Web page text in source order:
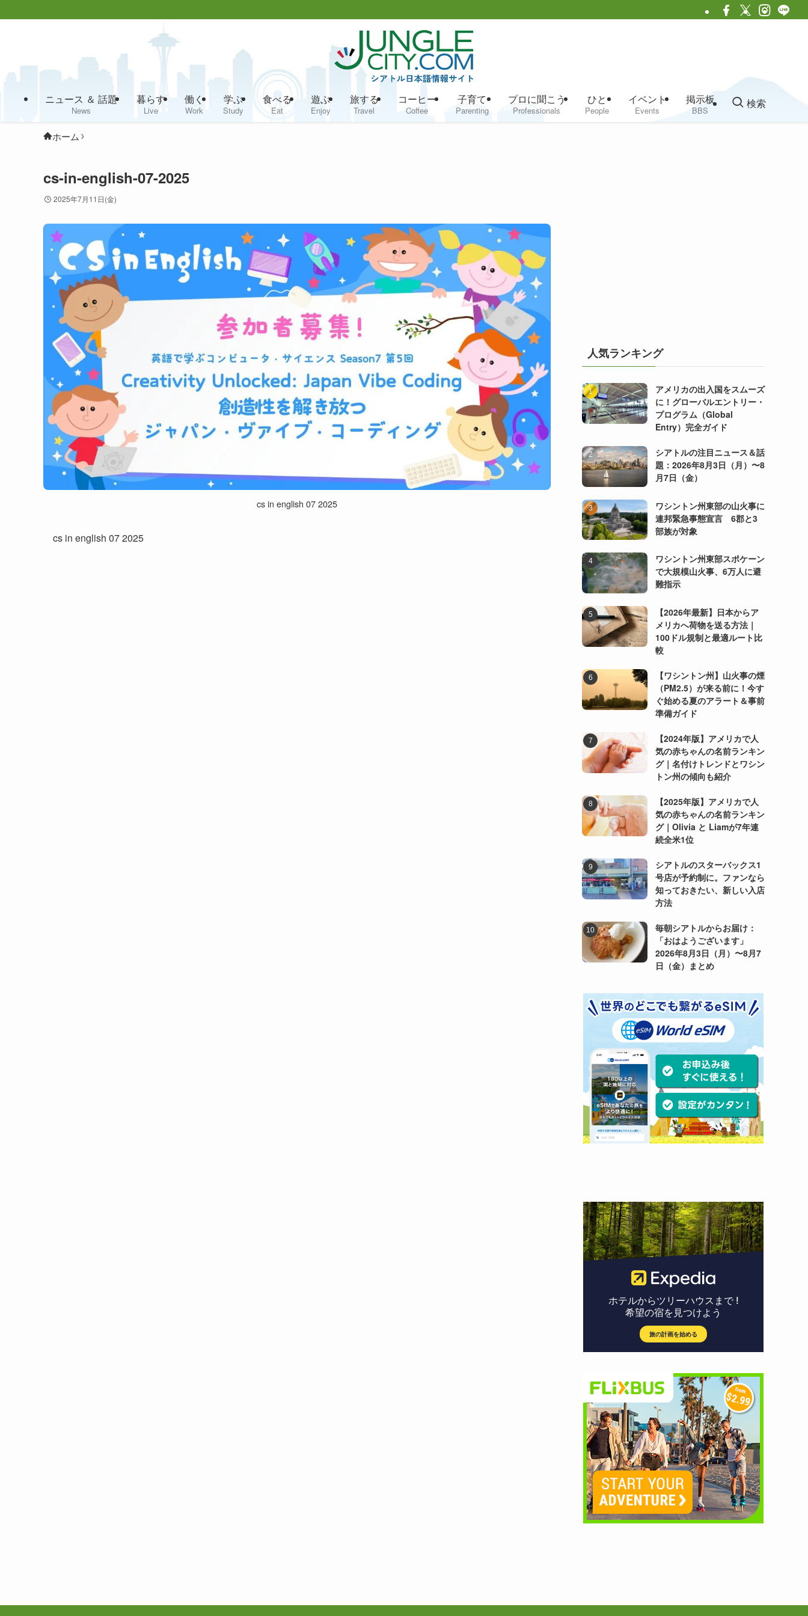
ニュース ＆ 話題
News
暮らす
Live
働く
Work
学ぶ
Study
食べる
Eat
遊ぶ
Enjoy
旅する
Travel
コーヒー
Coffee
子育て
Parenting
プロに聞こう
Professionals
ひと
People
イベント
Events
掲示板
BBS
検索
ホーム
cs-in-english-07-2025
2025年7月11日(金)
cs in english 07 2025
cs in english 07 2025
人気ランキング
アメリカの出入国をスムーズ
に！グローバルエントリー・
プログラム（Global
Entry）完全ガイド
シアトルの注目ニュース＆話
題：2026年8月3日（月）〜8
月7日（金）
ワシントン州東部の山火事に
連邦緊急事態宣言 6郡と3
部族が対象
ワシントン州東部スポケーン
で大規模山火事、6万人に避
難指示
【2026年最新】日本からア
メリカへ荷物を送る方法｜
100ドル規制と最適ルート比
較
【ワシントン州】山火事の煙
（PM2.5）が来る前に！今す
ぐ始める夏のアラート＆事前
準備ガイド
【2024年版】アメリカで人
気の赤ちゃんの名前ランキン
グ｜名付けトレンドとワシン
トン州の傾向も紹介
【2025年版】アメリカで人
気の赤ちゃんの名前ランキン
グ｜Olivia と Liamが7年連
続全米1位
シアトルのスターバックス1
号店が予約制に。ファンなら
知っておきたい、新しい入店
方法
毎朝シアトルからお届け：
「おはようございます」
2026年8月3日（月）〜8月7
日（金）まとめ